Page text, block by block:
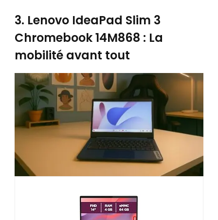
3. Lenovo IdeaPad Slim 3
Chromebook 14M868 : La
mobilité avant tout